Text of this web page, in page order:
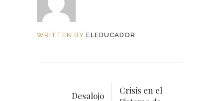
WRITTEN BY ELEDUCADOR
Desalojo
Crisis en el